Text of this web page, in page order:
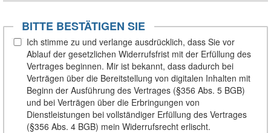
BITTE BESTÄTIGEN SIE
Ich stimme zu und verlange ausdrücklich, dass Sie vor
Ablauf der gesetzlichen Widerrufsfrist mit der Erfüllung des
Vertrages beginnen. Mir ist bekannt, dass dadurch bei
Verträgen über die Bereitstellung von digitalen Inhalten mit
Beginn der Ausführung des Vertrages (§356 Abs. 5 BGB)
und bei Verträgen über die Erbringungen von
Dienstleistungen bei vollständiger Erfüllung des Vertrages
(§356 Abs. 4 BGB) mein Widerrufsrecht erlischt.